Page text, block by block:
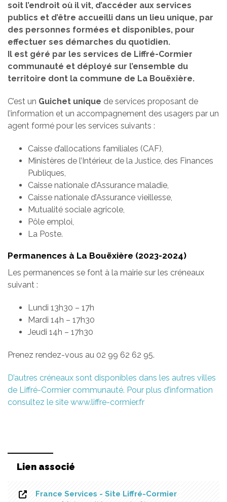
soit l’endroit où il vit, d’accéder aux services
publics et d’être accueilli dans un lieu unique, par
des personnes formées et disponibles, pour
effectuer ses démarches du quotidien.
Il est géré par les services de Liffré-Cormier
communauté et déployé sur l’ensemble du
territoire dont la commune de La Bouëxière.
C’est un Guichet unique de services proposant de
l’information et un accompagnement des usagers par un
agent formé pour les services suivants :
Caisse d’allocations familiales (CAF),
Ministères de l’Intérieur, de la Justice, des Finances
Publiques,
Caisse nationale d’Assurance maladie,
Caisse nationale d’Assurance vieillesse,
Mutualité sociale agricole,
Pôle emploi,
La Poste.
Permanences à La Bouëxière (2023-2024)
Les permanences se font à la mairie sur les créneaux
suivant :
Lundi 13h30 – 17h
Mardi 14h – 17h30
Jeudi 14h – 17h30
Prenez rendez-vous au 02 99 62 62 95.
D’autres créneaux sont disponibles dans les autres villes
de Liffré-Cormier communauté. Pour plus d’information
consultez le site www.liffre-cormier.fr
Lien associé
France Services - Site Liffré-Cormier